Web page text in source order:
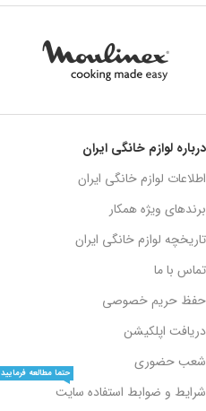
درباره لوازم خانگی ایران
اطلاعات لوازم خانگی ایران
برندهای ویژه همکار
تاریخچه لوازم خانگی ایران
تماس با ما
حفظ حریم خصوصی
دریافت اپلکیشن
شعب حضوری
شرایط و ضوابط استفاده سایت
حتما مطالعه فرمایید